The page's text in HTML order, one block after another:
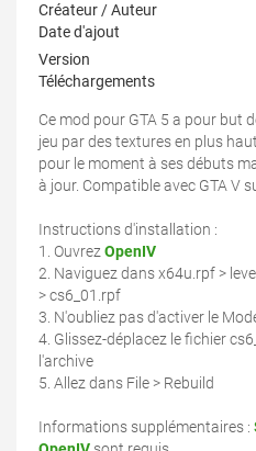
Créateur / Auteur
Date d'ajout
Version
Téléchargements
Ce mod pour GTA 5 a pour but
jeu par des textures en plus
pour le moment à ses débuts
à jour. Compatible avec GTA V
Instructions d'installation :
1. Ouvrez OpenIV
2. Naviguez dans x64u.rpf >
> cs6_01.rpf
3. N'oubliez pas d'activer le
4. Glissez-déplacez le fichier
l'archive
5. Allez dans File > Rebuild
Informations supplémentaires :